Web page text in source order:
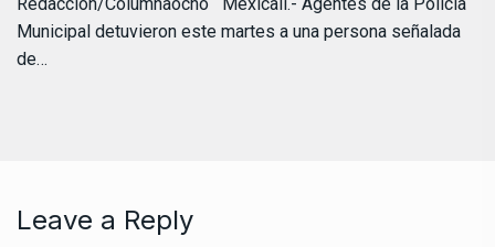
Municipal detuvieron este martes a una persona señalada
de…
Leave a Reply